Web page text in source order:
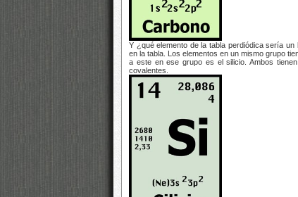
Y ¿qué elemento de la tabla perdiódica sería
en la tabla. Los elementos en un mismo grupo
a este en ese grupo es el silicio. Ambos
covalentes.